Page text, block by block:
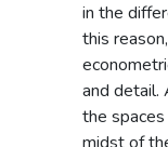
in the
this
and detail.
the